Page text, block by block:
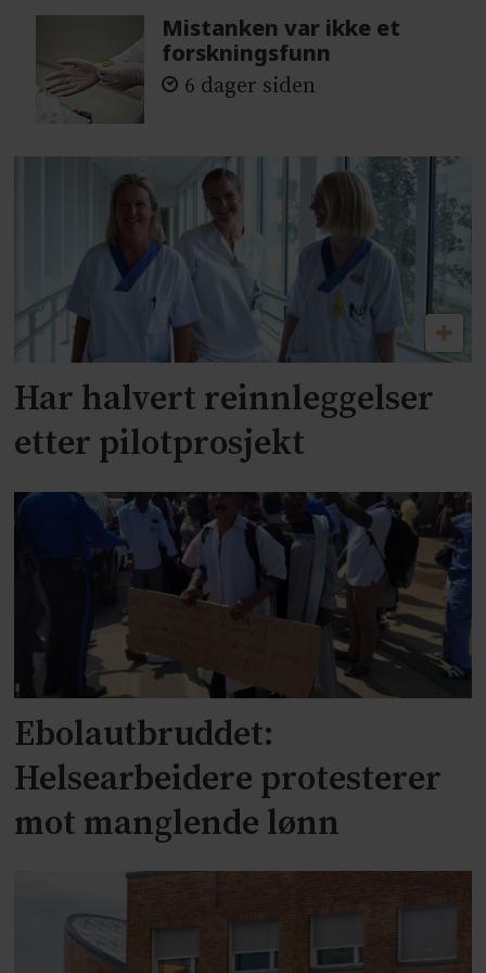
Mistanken var ikke et
forskningsfunn
6 dager siden
Har halvert reinnleggelser
etter pilotprosjekt
Ebolautbruddet:
Helsearbeidere protesterer
mot manglende lønn